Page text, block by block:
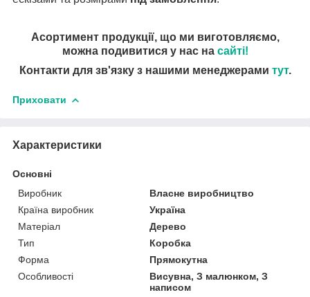
Асортимент продукції, що ми виготовляємо,
можна подивитися у нас на сайті!
Контакти для зв'язку з нашими менеджерами тут.
Приховати
Характеристики
Основні
Виробник
Власне виробництво
Країна виробник
Україна
Матеріал
Дерево
Тип
Коробка
Форма
Прямокутна
Особливості
Висувна, З малюнком, З
написом